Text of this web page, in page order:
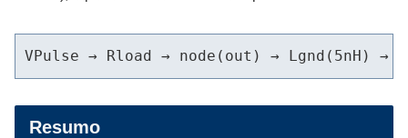
VPulse → Rload → node(out) → Lgnd(5nH) →
Resumo